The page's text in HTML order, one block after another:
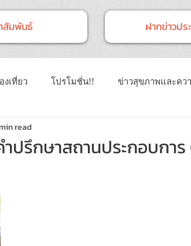
สัมพันธ์ ฝากข่าวป
งเที่ยว โปรโมชั่น!! ข่าวสุขภาพและคว
ข่าวการศึกษา
ำปรึกษาสถานประกอบกา
read